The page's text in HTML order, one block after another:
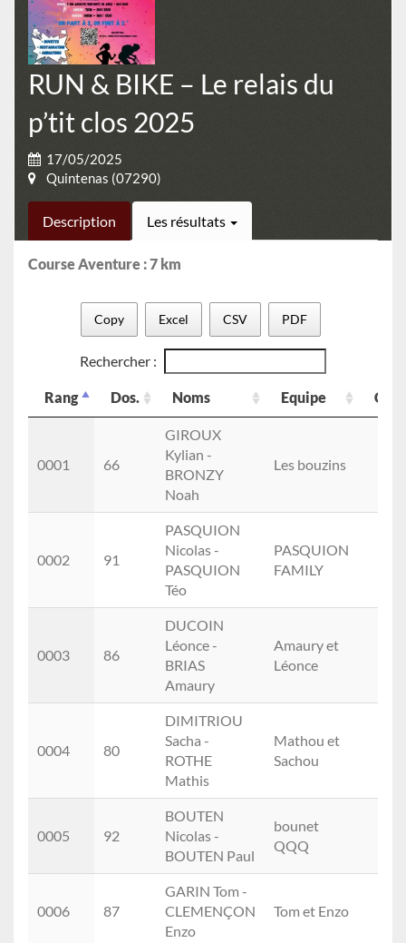
RUN & BIKE – Le relais du
p’tit clos 2025
17/05/2025
Quintenas (07290)
Description Les résultats
Course Aventure : 7 km
Copy Excel CSV PDF
Rechercher :
Rang Dos. Noms Equipe
Club
Noms
0001 66
GIROUX
Kylian -
BRONZY
Noah
Les bouzins
0002 91
PASQUION
Nicolas -
PASQUION
Téo
PASQUION
FAMILY
0003 86
DUCOIN
Léonce -
BRIAS
Amaury
Amaury et
Léonce
0004 80
DIMITRIOU
Sacha -
ROTHE
Mathis
Mathou et
Sachou
0005 92
BOUTEN
Nicolas -
BOUTEN Paul
bounet
QQQ
0006 87
GARIN Tom -
CLEMENÇON
Enzo
Tom et Enzo